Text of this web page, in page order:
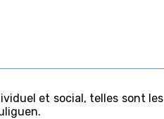
et social, telles sont les